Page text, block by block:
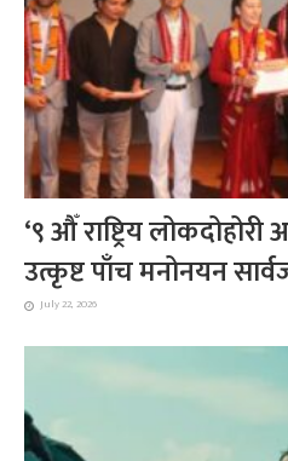
‘९ औँ राष्ट्रिय लोकदोहोरी
उत्कृष्ट पाँच मनोनयन
July 22, 2026